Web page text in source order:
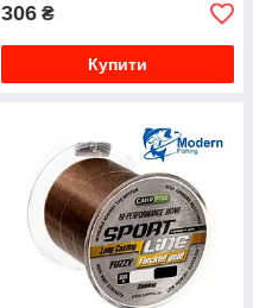
306 ₴
Купити